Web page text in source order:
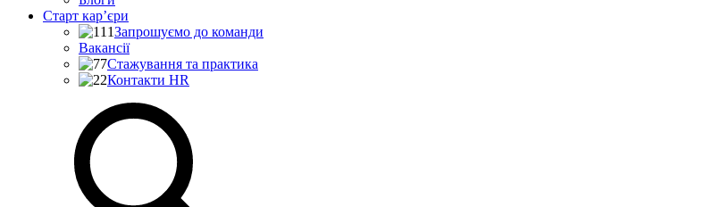
Старт кар’єри
Запрошуємо до команди
Вакансії
Стажування та практика
Контакти HR